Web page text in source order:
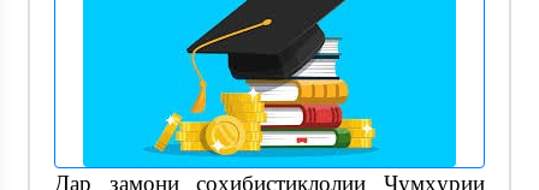
Дар замони соҳибистиқлолии Ҷумҳурии